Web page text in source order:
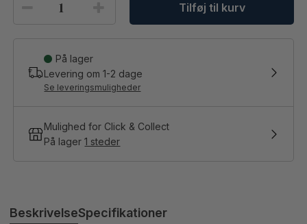
Tilføj til kurv
På lager
Levering om1-2 dage
Se leveringsmuligheder
Mulighed for Click & Collect
På lager1 steder
BeskrivelseSpecifikationer